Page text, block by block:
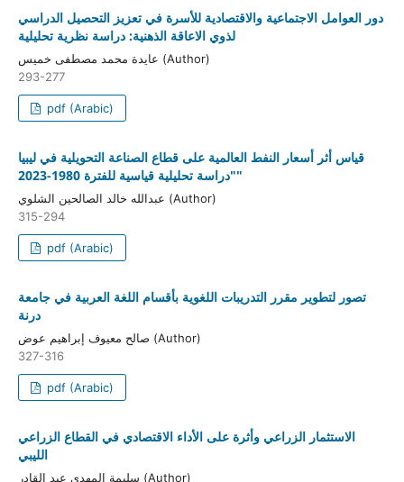
دور العوامل الاجتماعية والاقتصادية للأسرة في تعزيز التحصيل الدراسي
لذوي الاعاقة الذهنية: دراسة نظرية تحليلية
عايدة محمد مصطفى خميس (Author)
293-277
pdf (Arabic)
قياس أثر أسعار النفط العالمية على قطاع الصناعة التحويلية في ليبيا
"دراسة تحليلية قياسية للفترة 1980-2023"
عبدالله خالد الصالحين الشلوي (Author)
315-294
pdf (Arabic)
تصور لتطوير مقرر التدريبات اللغوية بأقسام اللغة العربية في جامعة
درنة
صالح معيوف إبراهيم عوض (Author)
327-316
pdf (Arabic)
الاستثمار الزراعي وأثرة على الأداء الاقتصادي في القطاع الزراعي
الليبي
سليمة المهدي عبد القادر (Author)